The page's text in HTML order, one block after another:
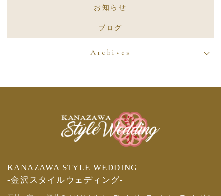
お知らせ
ブログ
Archives
KANAZAWA STYLE WEDDING
-金沢スタイルウェディング-